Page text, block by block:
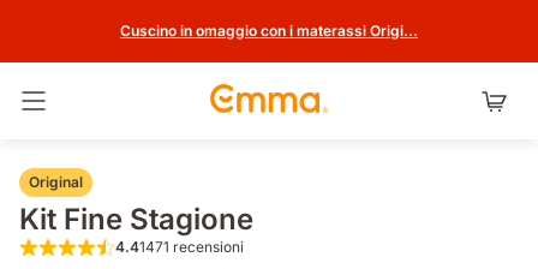
Cuscino in omaggio con i materassi Origi...
Original
Kit Fine Stagione
4.4 su 5 stelle 1471 recensioni
4.41471 recensioni